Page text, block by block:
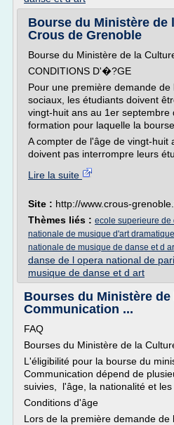
Bourse du Ministère de
Crous de Grenoble
Bourse du Ministère de la
CONDITIONS D'�?GE
Pour une première demande
sociaux, les étudiants doivent
vingt-huit ans au 1er
formation pour laquelle la
A compter de l'âge de vingt-huit
doivent pas interrompre leurs
Lire la suite
Site : http://www.crous-
Thèmes liés : ecole superieure de
nationale de musique d'art
nationale de musique de danse et d
danse de l opera national de
musique de danse et d art
Bourses du Ministère
Communication ...
FAQ
Bourses du Ministère de la
L'éligibilité pour la bourse du
Communication dépend de
suivies, l'âge, la nationalité et les
Conditions d'âge
Lors de la première demande de